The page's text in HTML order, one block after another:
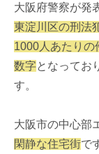
大阪府警察が発
東淀川区の刑法
1000人あたりの
数字となってお
す。
大阪市の中心部
閑静な住宅街で